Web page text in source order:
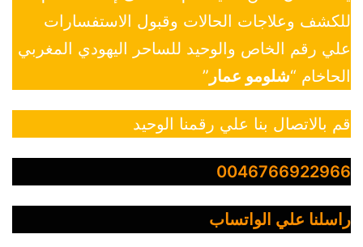
للكشف وعلاجات الحالات وقبول الاستفسارات
علي رقم الخاص والوحيد للساحر اليهودي المغربي
الحاخام “شلومو عمار ”
قم بالاتصال بنا علي رقمنا الوحيد
0046766922966
راسلنا علي الواتساب